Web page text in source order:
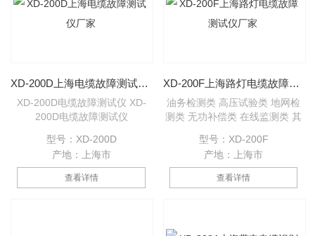
果。 XD-2010电缆故障测试仪主
机
XD-200D上海电缆故障测试仪厂家
XD-200D电缆故障测试仪 XD-
200D电缆故障测试仪
型号：XD-200D
产地：上海市
查看详情
XD-200F上海路灯电缆故障测试仪厂家
油务检测类 高压试验类 地网检
测类 无功补偿类 在线监测类 其
路灯电缆故障测试仪 2009-12-
15 17:00:37 来源: 作者: 【大 中
小】 浏览:4358次 对路灯电缆Z
容易出现的短路、断路，接地故
故障测试仪。比起以往高压放电
型号：XD-200F
产地：上海市
查看详情